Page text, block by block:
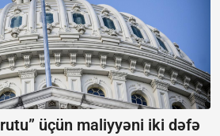
üçün maliyyəni iki dəfə